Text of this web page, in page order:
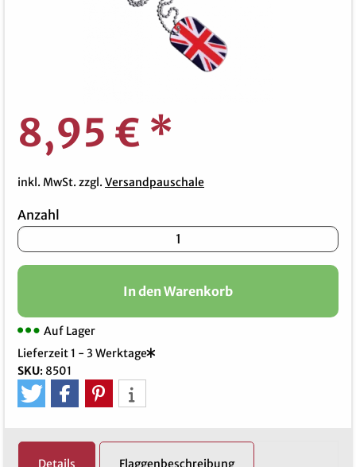
8,95 € *
inkl. MwSt. zzgl. Versandpauschale
Anzahl
In den Warenkorb
Auf Lager
Lieferzeit 1 - 3 Werktage
SKU: 8501
Details Flaggenbeschreibung